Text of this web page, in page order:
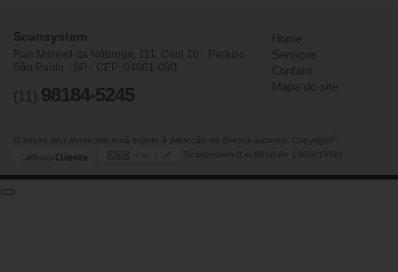
Scansystem
Rua Manoel da Nóbrega, 111, Conj 10 - Paraíso
São Paulo - SP - CEP: 04001-080
(11) 98184-5245
Home
Serviços
Contato
Mapa do site
O inteiro teor deste site está sujeito à proteção de direitos autorais. Copyright
Scansystem (Lei 9610 de 19/02/1998)